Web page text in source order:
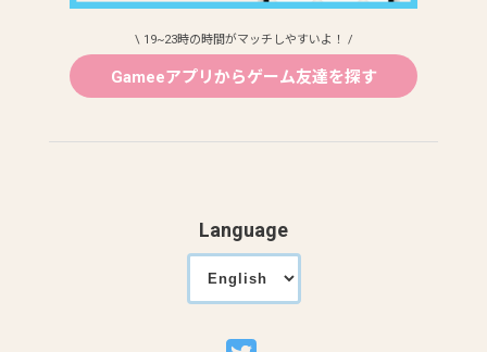
\ 19~23時の時間がマッチしやすいよ！ /
Gameeアプリからゲーム友達を探す
Language